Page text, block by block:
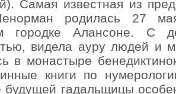
Самая известная из
родилась 27
городке Алансоне. С
видела ауру людей и
в монастыре
книги по
будущей гадальщицы